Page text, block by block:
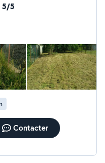
ou déménagement
5/5
Contacter